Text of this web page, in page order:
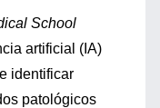
School
artificial (IA)
identificar
patológicos